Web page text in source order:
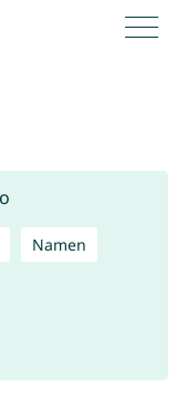
Namen